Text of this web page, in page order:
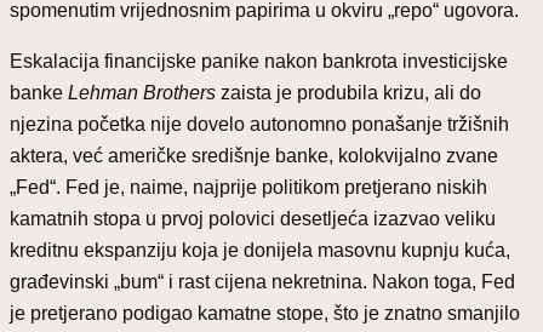
spomenutim vrijednosnim papirima u okviru „repo“ ugovora.
Eskalacija financijske panike nakon bankrota investicijske
banke Lehman Brothers zaista je produbila krizu, ali do
njezina početka nije dovelo autonomno ponašanje tržišnih
aktera, već američke središnje banke, kolokvijalno zvane
„Fed“. Fed je, naime, najprije politikom pretjerano niskih
kamatnih stopa u prvoj polovici desetljeća izazvao veliku
kreditnu ekspanziju koja je donijela masovnu kupnju kuća,
građevinski „bum“ i rast cijena nekretnina. Nakon toga, Fed
je pretjerano podigao kamatne stope, što je znatno smanjilo